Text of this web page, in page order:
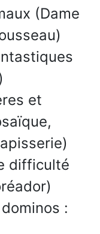
(Dame
et
difficulté
: